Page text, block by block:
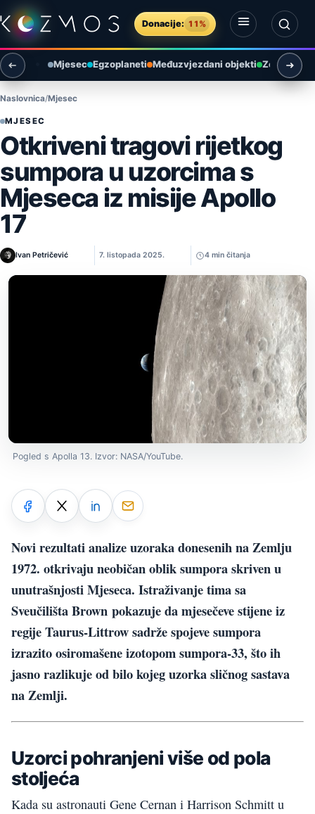
Preskoči na sadržaj
Donacije: 11%
Otvori izbornik
Otvori pretragu
Mjesec Egzoplaneti Međuzvjezdani objekti Zemlja i
Naslovnica Mjesec
MJESEC
Otkriveni tragovi rijetkog
sumpora u uzorcima s
Mjeseca iz misije Apollo
17
Ivan Petričević 7. listopada 2025. 4 min čitanja
Pogled s Apolla 13. Izvor: NASA/YouTube.
Novi rezultati analize uzoraka donesenih na Zemlju
1972. otkrivaju neobičan oblik sumpora skriven u
unutrašnjosti Mjeseca. Istraživanje tima sa
Sveučilišta Brown pokazuje da mjesečeve stijene iz
regije Taurus-Littrow sadrže spojeve sumpora
izrazito osiromašene izotopom sumpora-33, što ih
jasno razlikuje od bilo kojeg uzorka sličnog sastava
na Zemlji.
Uzorci pohranjeni više od pola
stoljeća
Kada su astronauti Gene Cernan i Harrison Schmitt u